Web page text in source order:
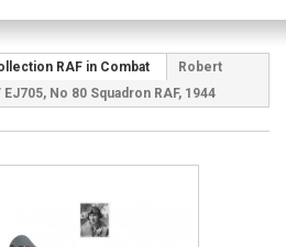
RAF in Combat
Robert
No 80 Squadron RAF, 1944